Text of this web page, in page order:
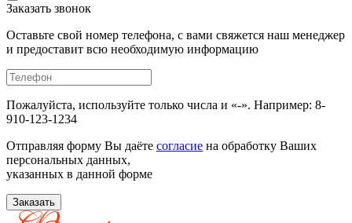
Заказать звонок
Оставьте свой номер телефона, с вами свяжется наш менеджер
и предоставит всю необходимую информацию
Пожалуйста, используйте только числа и «-». Например: 8-
910-123-1234
Отправляя форму Вы даёте согласие на обработку Ваших
персональных данных,
указанных в данной форме
Заказать